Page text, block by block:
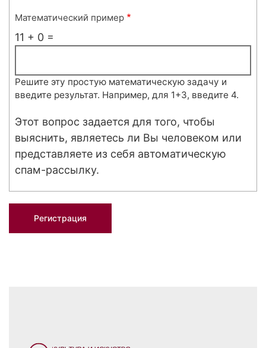
Математический пример
11 + 0 =
Решите эту простую математическую задачу и
введите результат. Например, для 1+3, введите 4.
Этот вопрос задается для того, чтобы
выяснить, являетесь ли Вы человеком или
представляете из себя автоматическую
спам-рассылку.